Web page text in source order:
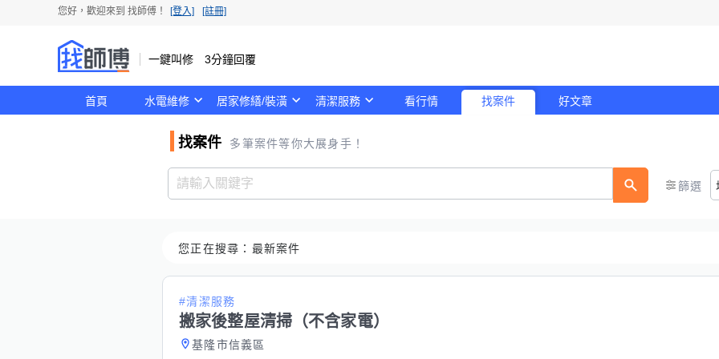
您好，歡迎來到 找師傅 ！ [登入] [註冊]
一鍵叫修 3分鐘回覆
首頁 水電維修 居家修繕/裝潢 清潔服務 看行情 找案件 好文章
找案件 多筆案件等你大展身手！
篩選
您正在搜尋： 最新案件
#清潔服務
搬家後整屋清掃（不含家電）
基隆市信義區